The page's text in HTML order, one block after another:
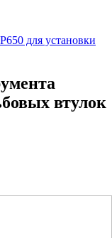
для установки
втулок